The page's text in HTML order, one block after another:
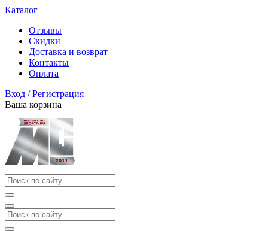
Каталог
Отзывы
Скидки
Доставка и возврат
Контакты
Оплата
Вход / Регистрация
Ваша корзина